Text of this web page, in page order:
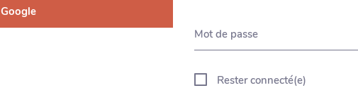
Google
Mot de passe
Rester connecté(e)